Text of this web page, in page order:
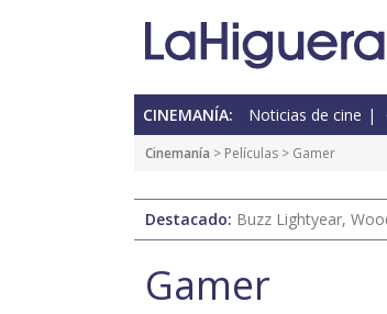
CINEMANÍA: Noticias de cine
Cinemanía > Películas > Gamer
Destacado: Buzz Lightyear,
Gamer